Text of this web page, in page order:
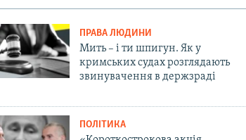
ПРАВА ЛЮДИНИ
Мить – і ти шпигун. Як у
кримських судах розглядають
звинувачення в держзраді
ПОЛІТИКА